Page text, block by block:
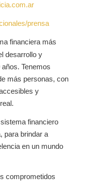
prensa
financiera más
desarrollo y
Tenemos
más personas, con
y
financiero
para brindar a
en un mundo
comprometidos